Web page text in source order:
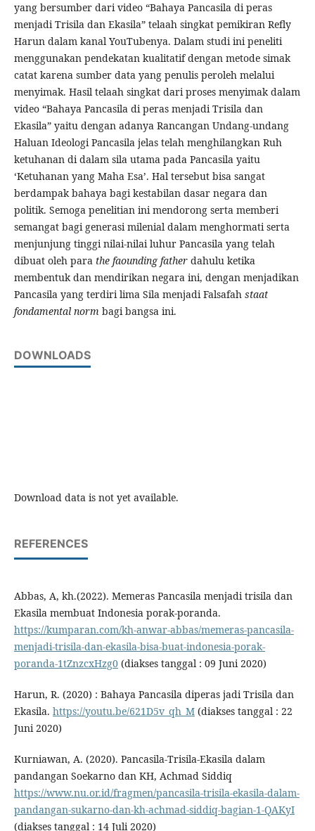
yang bersumber dari video “Bahaya Pancasila di peras
menjadi Trisila dan Ekasila” telaah singkat pemikiran Refly
Harun dalam kanal YouTubenya. Dalam studi ini peneliti
menggunakan pendekatan kualitatif dengan metode simak
catat karena sumber data yang penulis peroleh melalui
menyimak. Hasil telaah singkat dari proses menyimak dalam
video “Bahaya Pancasila di peras menjadi Trisila dan
Ekasila” yaitu dengan adanya Rancangan Undang-undang
Haluan Ideologi Pancasila jelas telah menghilangkan Ruh
ketuhanan di dalam sila utama pada Pancasila yaitu
‘Ketuhanan yang Maha Esa’. Hal tersebut bisa sangat
berdampak bahaya bagi kestabilan dasar negara dan
politik. Semoga penelitian ini mendorong serta memberi
semangat bagi generasi milenial dalam menghormati serta
menjunjung tinggi nilai-nilai luhur Pancasila yang telah
dibuat oleh para the faounding fatherdahulu ketika
membentuk dan mendirikan negara ini, dengan menjadikan
Pancasila yang terdiri lima Sila menjadi Falsafah staat
fondamental norm bagi bangsa ini.
DOWNLOADS
Download data is not yet available.
REFERENCES
Abbas, A, kh.(2022). Memeras Pancasila menjadi trisila dan
Ekasila membuat Indonesia porak-poranda.
https://kumparan.com/kh-anwar-abbas/memeras-pancasila-
menjadi-trisila-dan-ekasila-bisa-buat-indonesia-porak-
poranda-1tZnzcxHzg0(diakses tanggal : 09 Juni 2020)
Harun, R. (2020) : Bahaya Pancasila diperas jadi Trisila dan
Ekasila. https://youtu.be/621D5v_qh_M(diakses tanggal : 22
Juni 2020)
Kurniawan, A. (2020). Pancasila-Trisila-Ekasila dalam
pandangan Soekarno dan KH, Achmad Siddiq
https://www.nu.or.id/fragmen/pancasila-trisila-ekasila-dalam-
pandangan-sukarno-dan-kh-achmad-siddiq-bagian-1-QAKyI
(diakses tanggal : 14 Juli 2020)